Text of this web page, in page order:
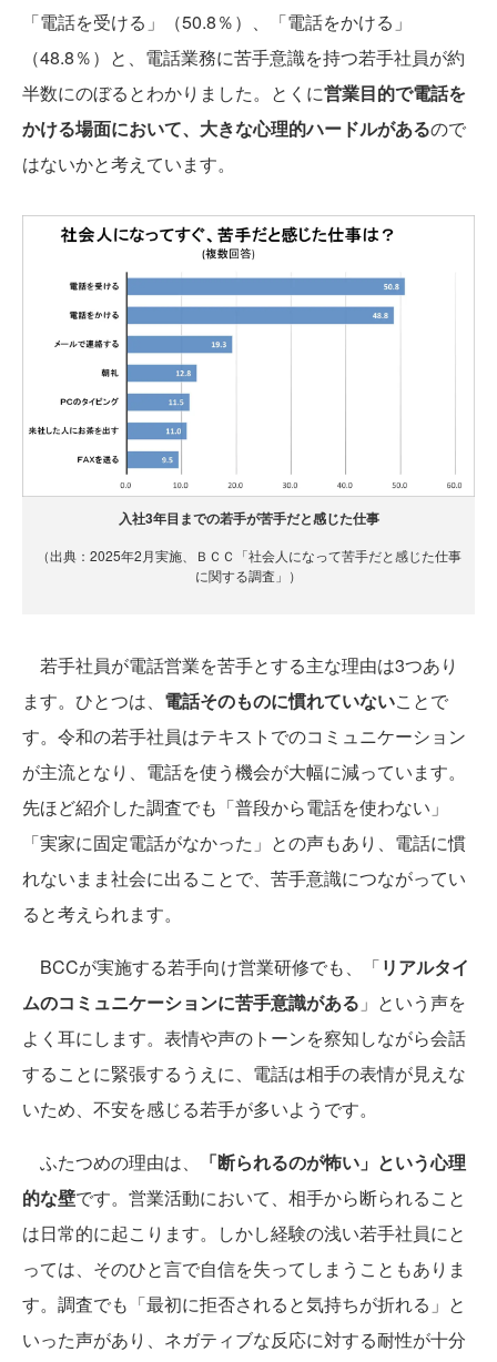
「電話を受ける」（50.8％）、「電話をかける」
（48.8％）と、電話業務に苦手意識を持つ若手社員が約
半数にのぼるとわかりました。とくに営業目的で電話を
かける場面において、大きな心理的ハードルがあるので
はないかと考えています。
入社3年目までの若手が苦手だと感じた仕事
（出典：2025年2月実施、ＢＣＣ「社会人になって苦手だと感じた仕事
に関する調査」）
若手社員が電話営業を苦手とする主な理由は3つあり
ます。ひとつは、 電話そのものに慣れていないことで
す。令和の若手社員はテキストでのコミュニケーション
が主流となり、電話を使う機会が大幅に減っています。
先ほど紹介した調査でも「普段から電話を使わない」
「実家に固定電話がなかった」との声もあり、電話に慣
れないまま社会に出ることで、苦手意識につながってい
ると考えられます。
BCCが実施する若手向け営業研修でも、「リアルタイ
ムのコミュニケーションに苦手意識がある 」という声を
よく耳にします。表情や声のトーンを察知しながら会話
することに緊張するうえに、電話は相手の表情が見えな
いため、不安を感じる若手が多いようです。
ふたつめの理由は、
「断られるのが怖い」という心理
的な壁です。営業活動において、相手から断られること
は日常的に起こります。しかし経験の浅い若手社員にと
っては、そのひと言で自信を失ってしまうこともありま
す。調査でも「最初に拒否されると気持ちが折れる」と
いった声があり、ネガティブな反応に対する耐性が十分